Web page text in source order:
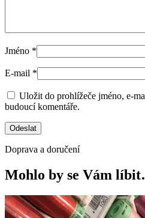
Jméno *
E-mail *
Uložit do prohlížeče jméno, e-
budoucí komentáře.
Doprava a doručení
Mohlo by se Vám